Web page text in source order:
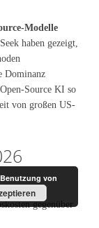
Modelle
haben gezeigt,
Dominanz
Source KI so
von großen US-
gegenüber
von